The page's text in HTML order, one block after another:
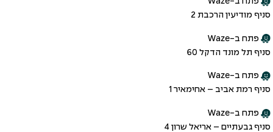
סניף מודיעין הרכבת 2
פתח ב-Waze
סניף תל מונד הדקל 60
פתח ב-Waze
סניף רמת אביב – אחימאיר 1
פתח ב-Waze
סניף גבעתיים – אריאל שרון 4